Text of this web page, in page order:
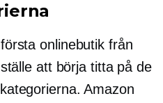
onlinebutik från
att börja titta på de
Amazon